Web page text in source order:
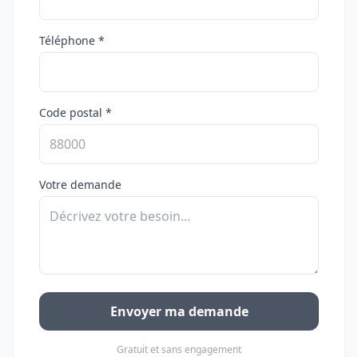
Téléphone *
Code postal *
Votre demande
Envoyer ma demande
Gratuit et sans engagement